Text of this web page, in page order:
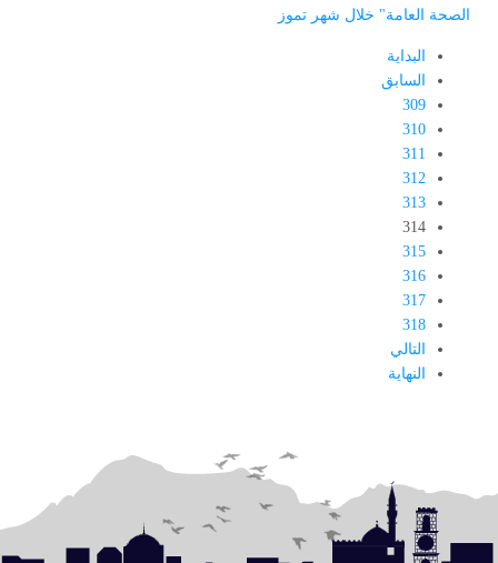
الصحة العامة" خلال شهر تموز
البداية
السابق
309
310
311
312
313
314
315
316
317
318
التالي
النهاية